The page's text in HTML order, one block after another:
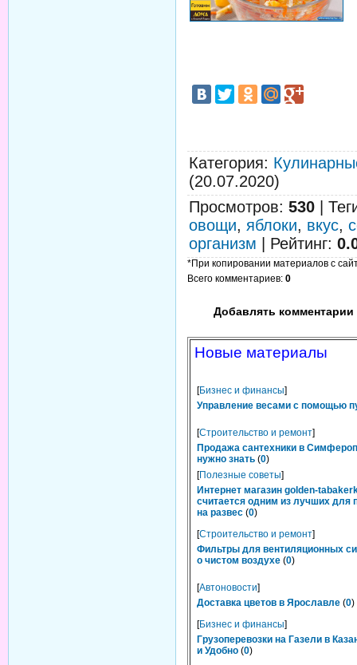
Категория:
(20.07.2020)
Просмотров: 530
овощи, яблоки, вкус,
организм
Рейтинг:
*При копировании материалов с
Всего комментариев: 0
Добавлять комментарии
Новые материалы
[Бизнес и финансы]
Управление весами с помощью
[Строительство и ремонт]
Продажа сантехники в
нужно знать (0)
[Полезные советы]
Интернет магазин golden-
считается одним из лучших для
на развес (0)
[Строительство и ремонт]
Фильтры для вентиляционных
о чистом воздухе (0)
[Автоновости]
Доставка цветов в Ярославле (0)
[Бизнес и финансы]
Грузоперевозки на Газели в
и Удобно (0)